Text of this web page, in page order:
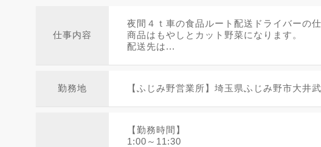
仕事内容
夜間４ｔ車の食品ルート配送ドライバーの仕
商品はもやしとカット野菜になります。
配送先は...
勤務地 【ふじみ野営業所】埼玉県ふじみ野市大井
【勤務時間】
1:00～11:30